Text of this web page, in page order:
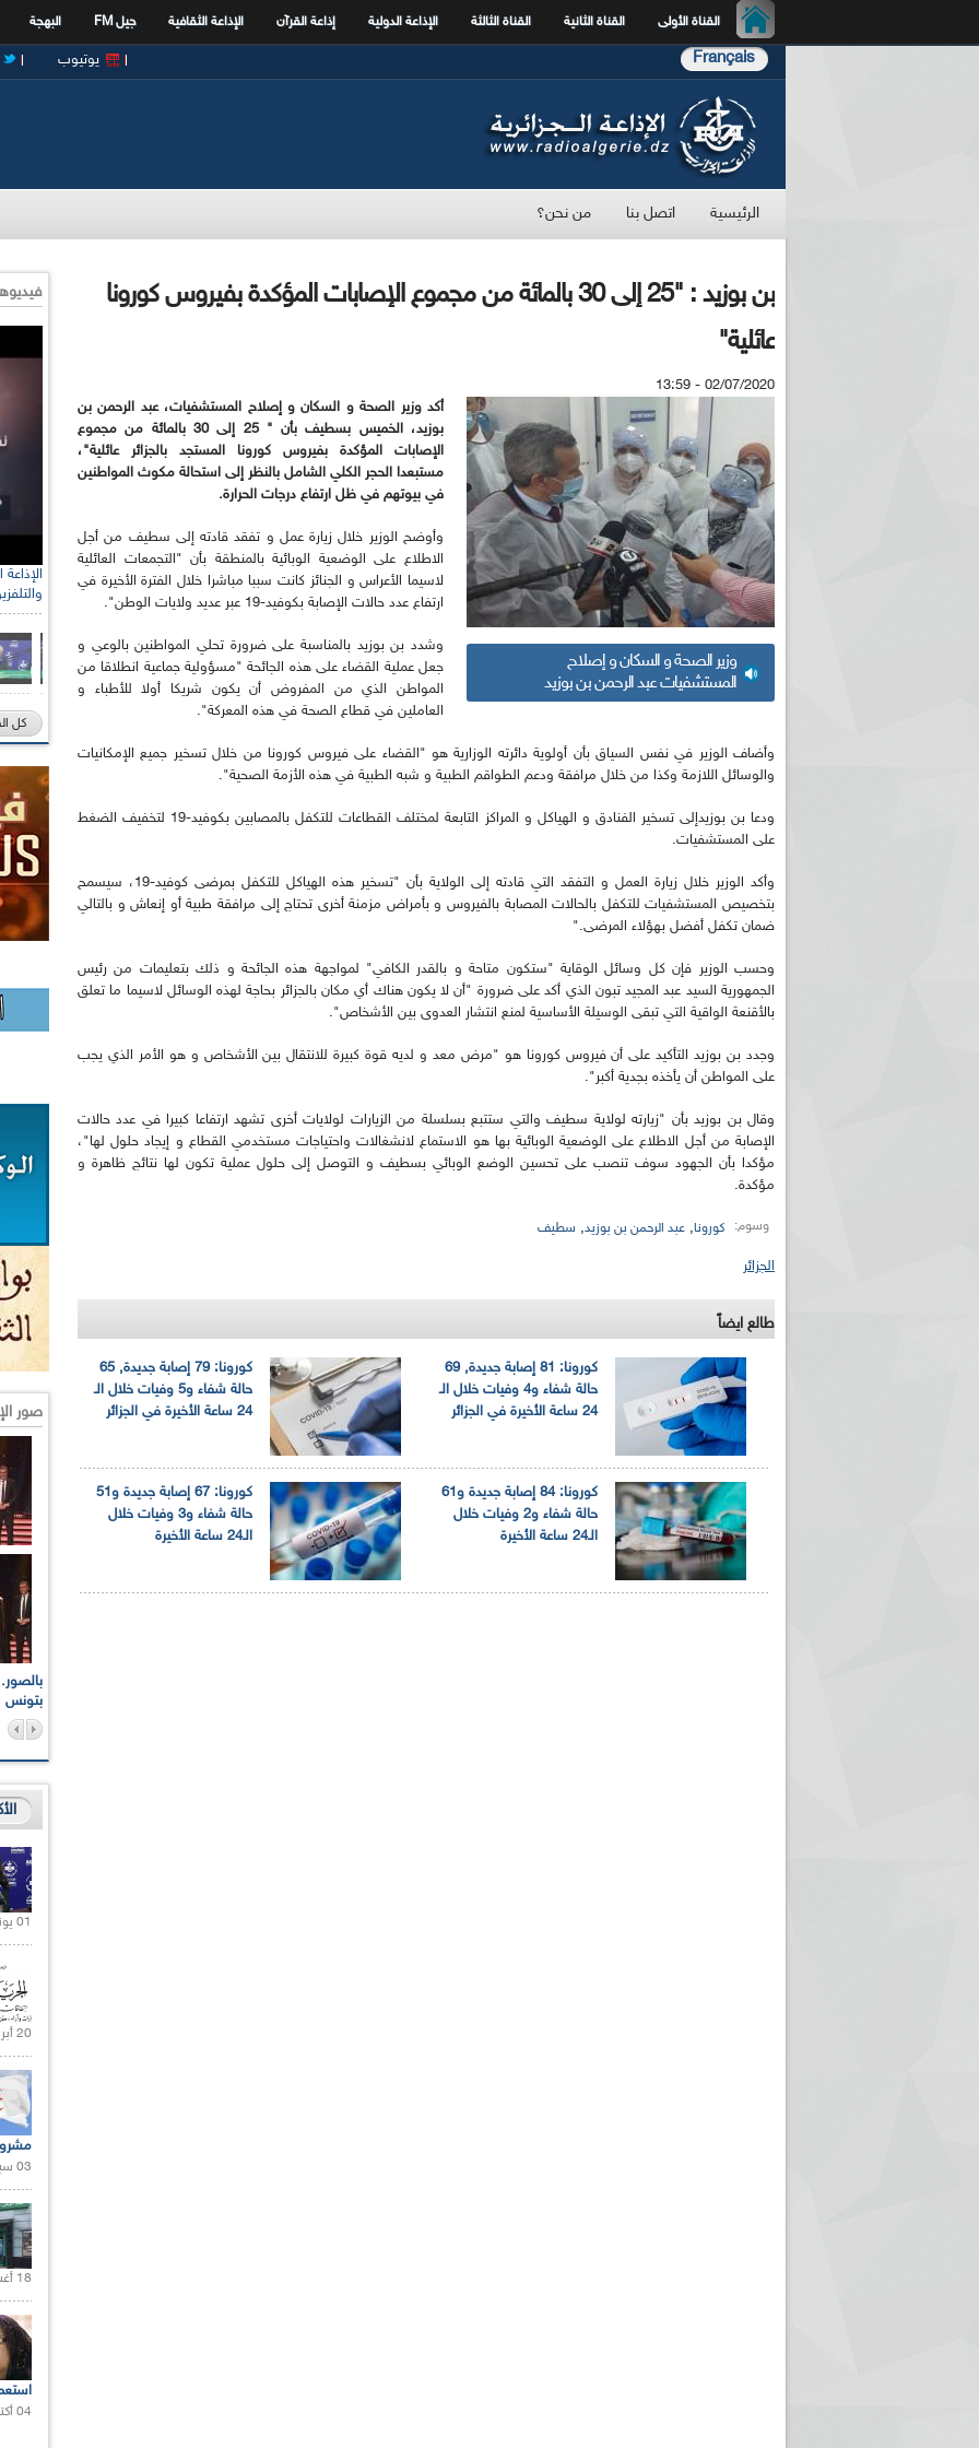
القناة الأولى القناة الثانية القناة الثالثة الإذاعة الدولية إذاعة القرآن الإذاعة الثقافية جيل FM البهجة
Français يوتيوب
الرئيسية اتصل بنا من نحن؟
بن بوزيد : "25 إلى 30 بالمائة من مجموع الإصابات المؤكدة بفيروس كورونا
عائلية"
02/07/2020 - 13:59
وزير الصحة و السكان و إصلاح
المستشفيات عبد الرحمن بن بوزيد
أكد وزير الصحة و السكان و إصلاح المستشفيات، عبد الرحمن بن
بوزيد، الخميس بسطيف بأن " 25 إلى 30 بالمائة من مجموع
الإصابات المؤكدة بفيروس كورونا المستجد بالجزائر عائلية"،
مستبعدا الحجر الكلي الشامل بالنظر إلى استحالة مكوث المواطنين
في بيوتهم في ظل ارتفاع درجات الحرارة.
وأوضح الوزير خلال زيارة عمل و تفقد قادته إلى سطيف من أجل
الاطلاع على الوضعية الوبائية بالمنطقة بأن "التجمعات العائلية
لاسيما الأعراس و الجنائز كانت سببا مباشرا خلال الفترة الأخيرة في
ارتفاع عدد حالات الإصابة بكوفيد-19 عبر عديد ولايات الوطن".
وشدد بن بوزيد بالمناسبة على ضرورة تحلي المواطنين بالوعي و
جعل عملية القضاء على هذه الجائحة "مسؤولية جماعية انطلاقا من
المواطن الذي من المفروض أن يكون شريكا أولا للأطباء و
العاملين في قطاع الصحة في هذه المعركة".
وأضاف الوزير في نفس السياق بأن أولوية دائرته الوزارية هو "القضاء على فيروس كورونا من خلال تسخير جميع الإمكانيات
والوسائل اللازمة وكذا من خلال مرافقة ودعم الطواقم الطبية و شبه الطبية في هذه الأزمة الصحية".
ودعا بن بوزيدإلى تسخير الفنادق و الهياكل و المراكز التابعة لمختلف القطاعات للتكفل بالمصابين بكوفيد-19 لتخفيف الضغط
على المستشفيات.
وأكد الوزير خلال زيارة العمل و التفقد التي قادته إلى الولاية بأن "تسخير هذه الهياكل للتكفل بمرضى كوفيد-19، سيسمح
بتخصيص المستشفيات للتكفل بالحالات المصابة بالفيروس و بأمراض مزمنة أخرى تحتاج إلى مرافقة طبية أو إنعاش و بالتالي
ضمان تكفل أفضل بهؤلاء المرضى."
وحسب الوزير فإن كل وسائل الوقاية "ستكون متاحة و بالقدر الكافي" لمواجهة هذه الجائحة و ذلك بتعليمات من رئيس
الجمهورية السيد عبد المجيد تبون الذي أكد على ضرورة "أن لا يكون هناك أي مكان بالجزائر بحاجة لهذه الوسائل لاسيما ما تعلق
بالأقنعة الواقية التي تبقى الوسيلة الأساسية لمنع انتشار العدوى بين الأشخاص".
وجدد بن بوزيد التأكيد على أن فيروس كورونا هو "مرض معد و لديه قوة كبيرة للانتقال بين الأشخاص و هو الأمر الذي يجب
على المواطن أن يأخذه بجدية أكبر".
وقال بن بوزيد بأن "زيارته لولاية سطيف والتي ستتبع بسلسلة من الزيارات لولايات أخرى تشهد ارتفاعا كبيرا في عدد حالات
الإصابة من أجل الاطلاع على الوضعية الوبائية بها هو الاستماع لانشغالات واحتياجات مستخدمي القطاع و إيجاد حلول لها"،
مؤكدا بأن الجهود سوف تنصب على تحسين الوضع الوبائي بسطيف و التوصل إلى حلول عملية تكون لها نتائج ظاهرة و
مؤكدة.
وسوم: كورونا, عبد الرحمن بن بوزيد, سطيف
الجزائر
طالع ايضاً
كورونا: 79 إصابة جديدة, 65
حالة شفاء و5 وفيات خلال الـ
24 ساعة الأخيرة في الجزائر
كورونا: 81 إصابة جديدة, 69
حالة شفاء و4 وفيات خلال الـ
24 ساعة الأخيرة في الجزائر
كورونا: 67 إصابة جديدة و51
حالة شفاء و3 وفيات خلال
الـ24 ساعة الأخيرة
كورونا: 84 إصابة جديدة و61
حالة شفاء و2 وفيات خلال
الـ24 ساعة الأخيرة
كل
صور
بتونس
01 يونيو 2021 |
20 أبريل 2021 |
03 سبتمبر 2020 |
18 أغسطس 2020 |
04 أكتوبر 2020 |